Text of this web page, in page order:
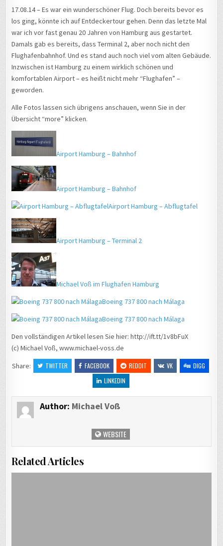
17.08.14 – Es war ein wunderschöner Flug. Doch bereits bevor es
los ging, könnte ich auf Entdeckertour gehen. Denn das letzte Mal
war ich vor fast genau 20 Jahren von Hamburg aus gestartet.
Damals gab es bereits, dass Terminal 2, aber noch nicht den
Flughafenbahnhof. Und es stand auch noch viel vom alten Gebäude.
Inzwischen ist Hamburg zu einem wirklich schönen und
komfortablen Airport – es heißt nicht mehr “Flughafen” –
geworden.
Alle Fotos lassen sich übrigens anschauen, wenn Sie in der
Übersicht “more” klicken.
Airport Hamburg – Bahnhof
Airport Hamburg – Bahnhof
Airport Hamburg – Abflugtafel
Airport Hamburg – Terminal 2
Michael Voß im Flughafen Hamburg
Boeing 737 800 nach Málaga
Boeing 737 800 nach Málaga
Den vollständigen Artikel lesen Sie hier: http://ift.tt/1v8bFuX
(c) Michael Voß, www.michael-voss.de
Share:
TWITTER FACEBOOK REDDIT VK
DIGG
LINKEDIN
Author: Michael Voß
WEBSITE
Related Articles